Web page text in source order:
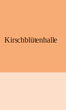
Kirschblütenhalle